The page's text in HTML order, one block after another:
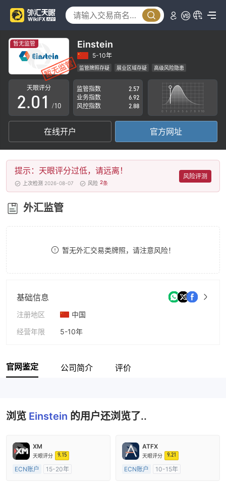
暂无监管 Einstein
5-10年
监管牌照存疑 展业区域存疑 高级风险隐患
天眼评分
0
1
2
3
4
5
6
7
8
.0
1
2
3
4
5
6
0
1
2
3
4
5
6
7
/10
监管指数
2.57
业务指数
6.92
风控指数
2.88
在线开户 官方网址
提示：天眼评分过低，请远离！
上次检测 2026-08-07 风险 2条
风险评测
外汇监管
暂无外汇交易类牌照，请注意风险！
基础信息
注册地区
中国
经营年限
5-10年
官网鉴定 公司简介 评价
浏览 Einstein 的用户还浏览了..
XM
天眼评分 9.15
ECN账户
15-20年
ATFX
天眼评分 9.21
ECN账户
10-15年